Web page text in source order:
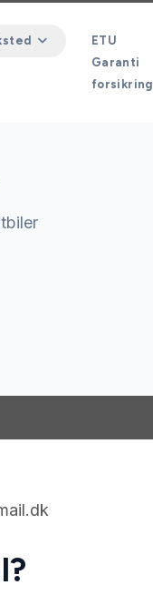
ETU
Garanti
forsikring